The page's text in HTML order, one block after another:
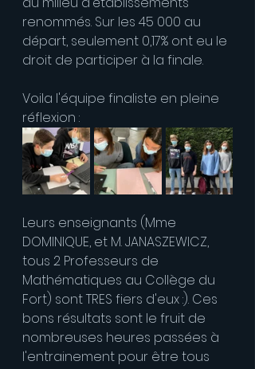
renommés. Sur les 45 000 au
départ, seulement 0,17% ont eu le
droit de participer à la finale.
Voila l'équipe finaliste en pleine
réflexion :
Leurs enseignants (Mme
DOMINIQUE, et M. JANASZEWICZ,
tous 2 Professeurs de
Mathématiques au Collège du
Fort) sont TRES fiers d'eux :). Ces
bons résultats sont le fruit de
nombreuses heures passées à
l'entrainement pour être tous